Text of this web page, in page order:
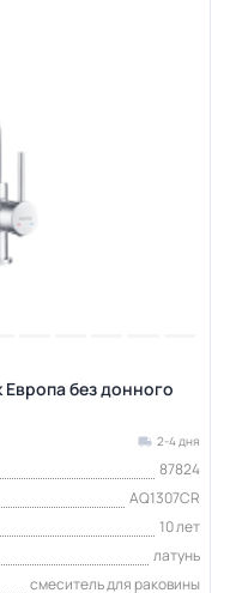
без донного
2-4 дня
87824
AQ1307CR
10 лет
латунь
смеситель для раковины